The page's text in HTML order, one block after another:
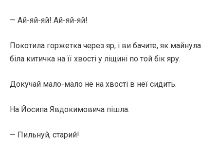
— Ай-яй-яй! Ай-яй-яй!
Покотила горжетка через яр, і ви бачите, як майнула
біла китичка на її хвості у ліщині по той бік яру.
Докучай мало-мало не на хвості в неї сидить.
На Йосипа Явдокимовича пішла.
— Пильнуй, старий!